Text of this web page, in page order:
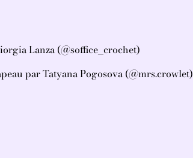
Lanza (@soffice_crochet)
par Tatyana Pogosova (@mrs.crowlet)